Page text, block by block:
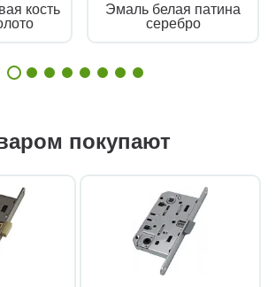
кость
Эмаль белая патина
серебро
покупают